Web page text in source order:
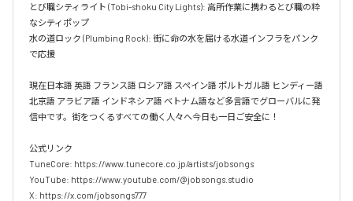
とび職シティライト (Tobi-shoku City Lights): 高所作業に携わるとび職の粋
なシティポップ
水の道ロック (Plumbing Rock): 街に命の水を届ける水道インフラをパンク
で応援
現在日本語 英語 フランス語 ロシア語 スペイン語 ポルトガル語 ヒンディー語
北京語 アラビア語 インドネシア語 ベトナム語など多言語でグローバルに発
信中です。街をつくるすべての働く人々へ今日も一日ご安全に！
公式リンク
TuneCore: https://www.tunecore.co.jp/artists/jobsongs
YouTube: https://www.youtube.com/@jobsongs.studio
X: https://x.com/jobsongs777